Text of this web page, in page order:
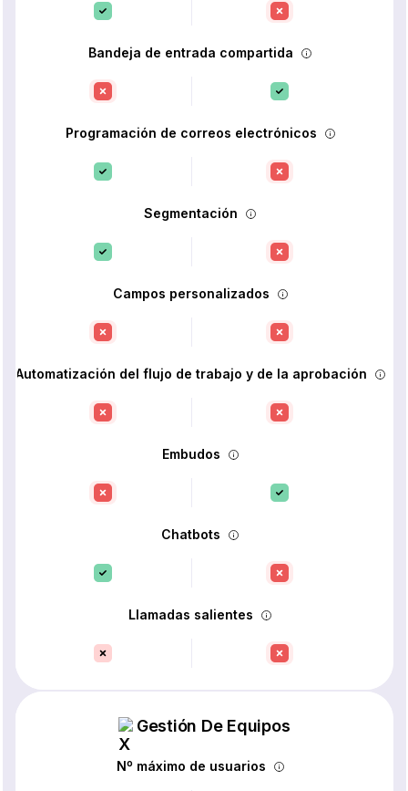
Bandeja de entrada compartida
Programación de correos electrónicos
Segmentación
Campos personalizados
Automatización del flujo de trabajo y de la aprobación
Embudos
Chatbots
Llamadas salientes
Gestión De Equipos
Nº máximo de usuarios